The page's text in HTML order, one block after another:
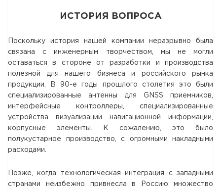
ИСТОРИЯ ВОПРОСА
Поскольку история нашей компании неразрывно была
связана с инженерным творчеством, мы не могли
оставаться в стороне от разработки и производства
полезной для нашего бизнеса и российского рынка
продукции. В 90-е годы прошлого столетия это были
специализированные антенны для GNSS приемников,
интерфейсные контроллеры, специализированные
устройства визуализации навигационной информации,
корпусные элементы. К сожалению, это было
полукустарное производство, с огромными накладными
расходами.
Позже, когда технологическая интеграция с западными
странами неизбежно привнесла в Россию множество